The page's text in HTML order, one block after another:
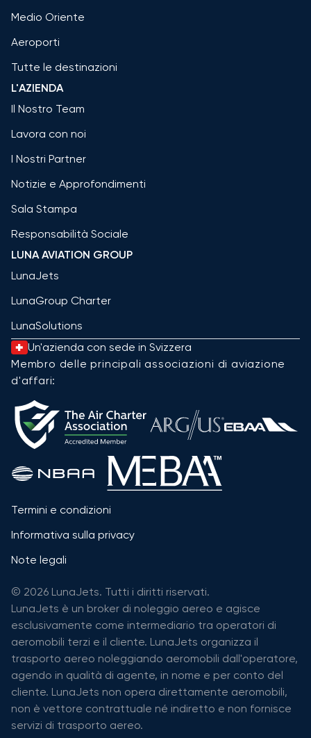
Medio Oriente
Aeroporti
Tutte le destinazioni
L'AZIENDA
Il Nostro Team
Lavora con noi
I Nostri Partner
Notizie e Approfondimenti
Sala Stampa
Responsabilità Sociale
LUNA AVIATION GROUP
LunaJets
LunaGroup Charter
LunaSolutions
Un'azienda con sede in Svizzera
Membro delle principali associazioni di aviazione
d'affari:
Termini e condizioni
Informativa sulla privacy
Note legali
© 2026 LunaJets. Tutti i diritti riservati.
LunaJets è un broker di noleggio aereo e agisce
esclusivamente come intermediario tra operatori di
aeromobili terzi e il cliente. LunaJets organizza il
trasporto aereo noleggiando aeromobili dall'operatore,
agendo in qualità di agente, in nome e per conto del
cliente. LunaJets non opera direttamente aeromobili,
non è vettore contrattuale né indiretto e non fornisce
servizi di trasporto aereo.